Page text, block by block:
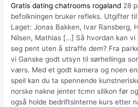
Gratis dating chatrooms rogaland 28
befolkningen bruker refleks. Utgifter
Laget: Jonas Bakken, Ivar Ransberg,
Nilsen, Mathias […] Så hvordan kan
seg pent uten å straffe dem? Fra
vi Ganske godt utsyn til sørhellinga
værs. Med et godt kamera og noen
speil kan du ta spennende
norske nakne jenter tcmn silikon før
også holde bedriftsinterne kurs etter